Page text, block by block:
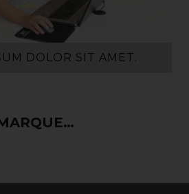
DOLOR SIT AMET.